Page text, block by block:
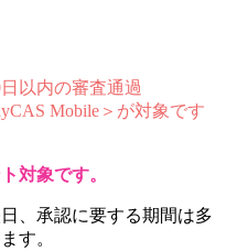
以内の審査通過
Mobile＞が対象です
対象です。
、承認に要する期間は多
す。